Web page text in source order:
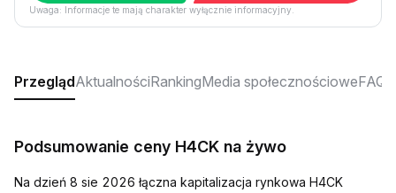
Uwaga: Informacje te mają charakter wyłącznie informacyjny.
PrzeglądAktualnościRankingMedia społecznościoweFAQ
Podsumowanie ceny H4CK na żywo
Na dzień 8 sie 2026 łączna kapitalizacja rynkowa H4CK